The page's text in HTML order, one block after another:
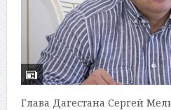
Глава Дагестана Сергей